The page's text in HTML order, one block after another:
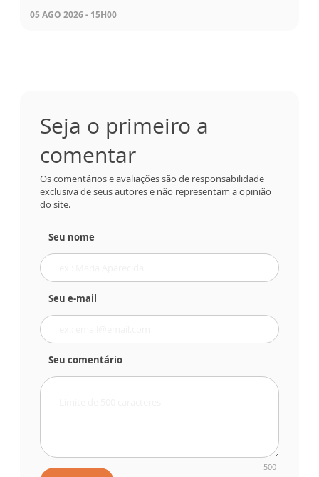
05 AGO 2026 - 15H00
Seja o primeiro a
comentar
Os comentários e avaliações são de responsabilidade
exclusiva de seus autores e não representam a opinião
do site.
Seu nome
Seu e-mail
Seu comentário
500